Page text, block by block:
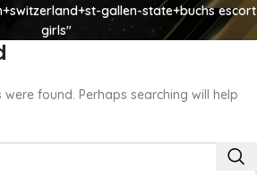
gallen-state+buchs escort
girls"
found. Perhaps searching will help